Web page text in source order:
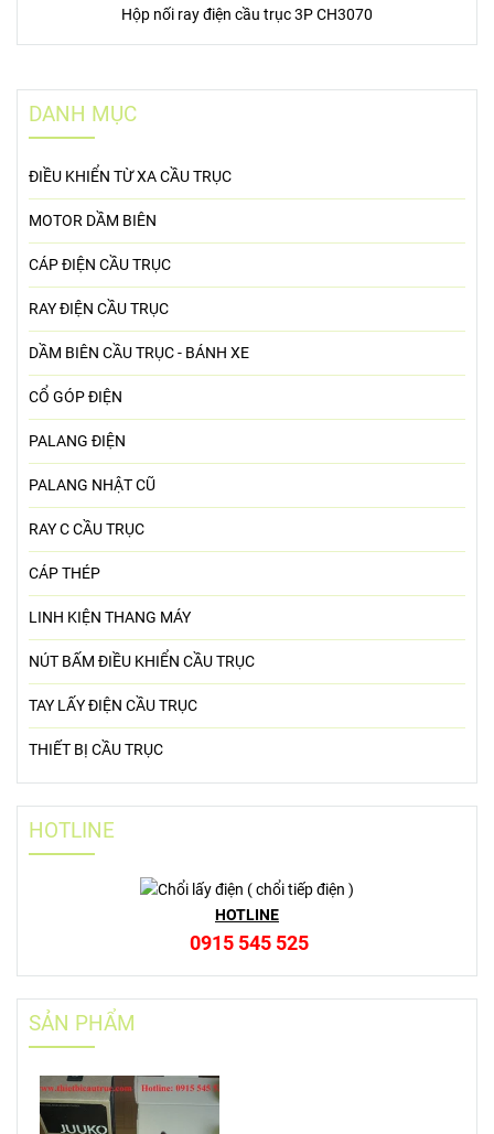
Hộp nối ray điện cầu trục 3P CH3070
DANH MỤC
ĐIỀU KHIỂN TỪ XA CẦU TRỤC
MOTOR DẦM BIÊN
CÁP ĐIỆN CẦU TRỤC
RAY ĐIỆN CẦU TRỤC
DẦM BIÊN CẦU TRỤC - BÁNH XE
CỔ GÓP ĐIỆN
PALANG ĐIỆN
PALANG NHẬT CŨ
RAY C CẦU TRỤC
CÁP THÉP
LINH KIỆN THANG MÁY
NÚT BẤM ĐIỀU KHIỂN CẦU TRỤC
TAY LẤY ĐIỆN CẦU TRỤC
THIẾT BỊ CẦU TRỤC
HOTLINE
HOTLINE
0915 545 525
SẢN PHẨM